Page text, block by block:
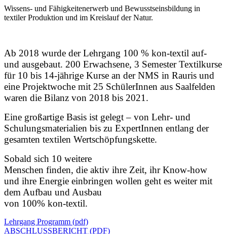
Wissens- und Fähigkeitenerwerb und Bewusstseinsbildung in
textiler Produktion und im Kreislauf der Natur.
Ab 2018 wurde der Lehrgang 100 % kon-textil auf-
und ausgebaut. 200 Erwachsene, 3 Semester Textilkurse
für 10 bis 14-jährige Kurse an der NMS in Rauris und
eine Projektwoche mit 25 SchülerInnen aus Saalfelden
waren die Bilanz von 2018 bis 2021.
Eine großartige Basis ist gelegt – von Lehr- und
Schulungsmaterialien bis zu ExpertInnen entlang der
gesamten textilen Wertschöpfungskette.
Sobald sich 10 weitere
Menschen finden, die aktiv ihre Zeit, ihr Know-how
und ihre Energie einbringen wollen geht es weiter mit
dem Aufbau und Ausbau
von 100% kon-textil.
Lehrgang Programm (pdf)
ABSCHLUSSBERICHT (PDF)